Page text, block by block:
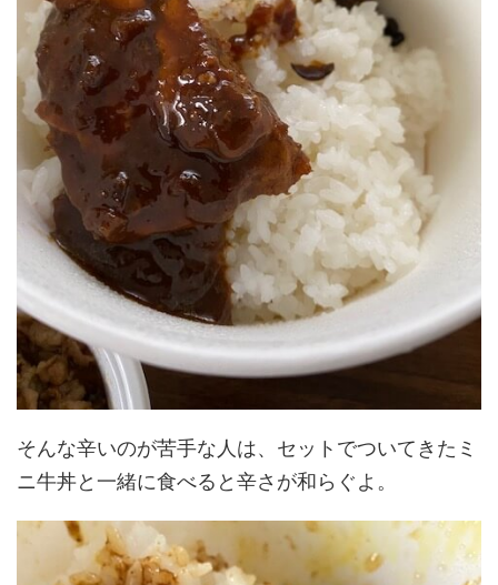
そんな辛いのが苦手な人は、セットでついてきたミ
ニ牛丼と一緒に食べると辛さが和らぐよ。